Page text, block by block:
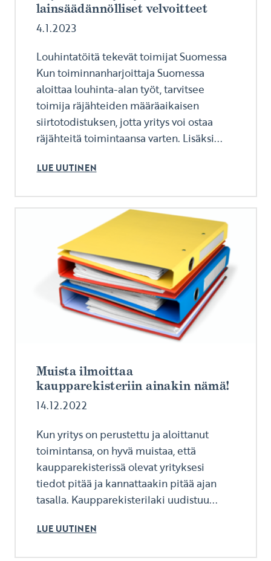
lainsäädännölliset velvoitteet
4.1.2023
Louhintatöitä tekevät toimijat Suomessa
Kun toiminnanharjoittaja Suomessa
aloittaa louhinta-alan työt, tarvitsee
toimija räjähteiden määräaikaisen
siirtotodistuksen, jotta yritys voi ostaa
räjähteitä toimintaansa varten. Lisäksi...
LUE UUTINEN
Muista ilmoittaa
kaupparekisteriin ainakin nämä!
14.12.2022
Kun yritys on perustettu ja aloittanut
toimintansa, on hyvä muistaa, että
kaupparekisterissä olevat yrityksesi
tiedot pitää ja kannattaakin pitää ajan
tasalla. Kaupparekisterilaki uudistuu...
LUE UUTINEN